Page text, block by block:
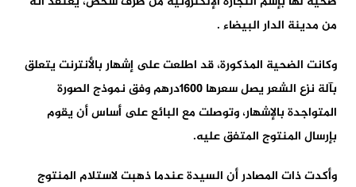
من مدينة الدار البيضاء .
وكانت الضحية المذكورة، قد اطلعت على إشهار بالأنترنت يتعلق
بآلة نزع الشعر يصل سعرها 1600درهم وفق نموذج الصورة
المتواجدة بالإشهار، وتوصلت مع البائع على أساس أن يقوم
بإرسال المنتوج المتفق عليه.
وأكدت ذات المصادر أن السيدة عندما ذهبت لاستلام المنتوج